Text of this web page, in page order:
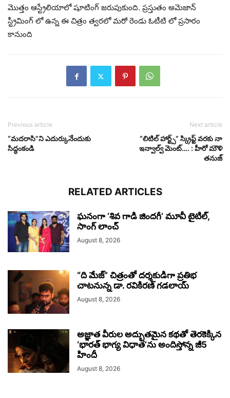
మొత్తం ఆస్ట్రేలియాలో షూటింగ్ జరుపుకుంది. ప్రస్తుతం అమెజాన్
స్ట్రీమింగ్ లో ఉన్న ఈ చిత్రం త్వరలో మరో రెండు ఓటీటి లో ప్రసారం
కానుంది
Previous article
“మదరాసి”ని ఎదుర్కునేందుకు
సిద్ధంకండి
Next article
“లిటిల్ హార్ట్స్” స్క్రిప్ట్ వరకు నా
ఇన్వాల్వ్ మెంట్…. : హీరో మౌళి
తనుజ్
RELATED ARTICLES
ఘనంగా ‘శివ గాడి జింద‌గీ’ మూవీ టైటిల్,
సాంగ్ లాంచ్
August 8, 2026
“ది మేజ్” చిత్రంతో దర్శకుడిగా ప్రతిభ
చాటనున్న డా. రవికిరణ్ గడలాయ్
August 8, 2026
అజ్ఞాత వీరుల అద్భుతమైన కథతో తెరకెక్కిన
‘భారత్ భాగ్య విధాత’ను అందిస్తోన్న జీ5
హిందీ
August 8, 2026